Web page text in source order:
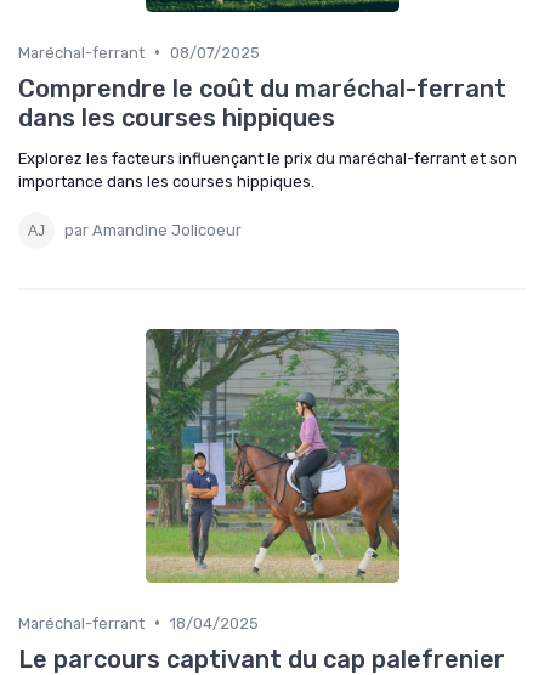
Maréchal-ferrant • 08/07/2025
Comprendre le coût du maréchal-ferrant
dans les courses hippiques
Explorez les facteurs influençant le prix du maréchal-ferrant et son
importance dans les courses hippiques.
par Amandine Jolicoeur
Maréchal-ferrant • 18/04/2025
Le parcours captivant du cap palefrenier